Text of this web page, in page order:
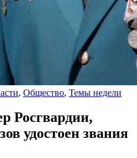
, Общество, Темы недели
Росгвардии,
удостоен звания